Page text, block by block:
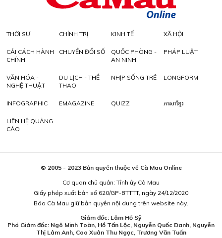
THỜI SỰ CHÍNH TRỊ KINH TẾ XÃ HỘI
CẢI CÁCH HÀNH
CHÍNH
CHUYỂN ĐỔI SỐ
QUỐC PHÒNG -
AN NINH
PHÁP LUẬT
VĂN HÓA -
NGHỆ THUẬT
DU LỊCH - THỂ
THAO
NHỊP SỐNG TRẺ LONGFORM
INFOGRAPHIC EMAGAZINE QUIZZ ភាសាខ្មែរ
LIÊN HỆ QUẢNG
CÁO
© 2005 - 2023 Bản quyền thuộc về Cà Mau Online
Cơ quan chủ quản: Tỉnh ủy Cà Mau
Giấy phép xuất bản số 620/GP-BTTTT, ngày 24/12/2020
Báo Cà Mau giữ bản quyền nội dung trên website này.
Giám đốc: Lâm Hồ Sỹ
Phó Giám đốc: Ngô Minh Toàn, Hồ Tấn Lộc, Nguyễn Quốc Danh, Nguyễn
Thị Lâm Anh, Cao Xuân Thu Ngọc, Trương Văn Tuấn